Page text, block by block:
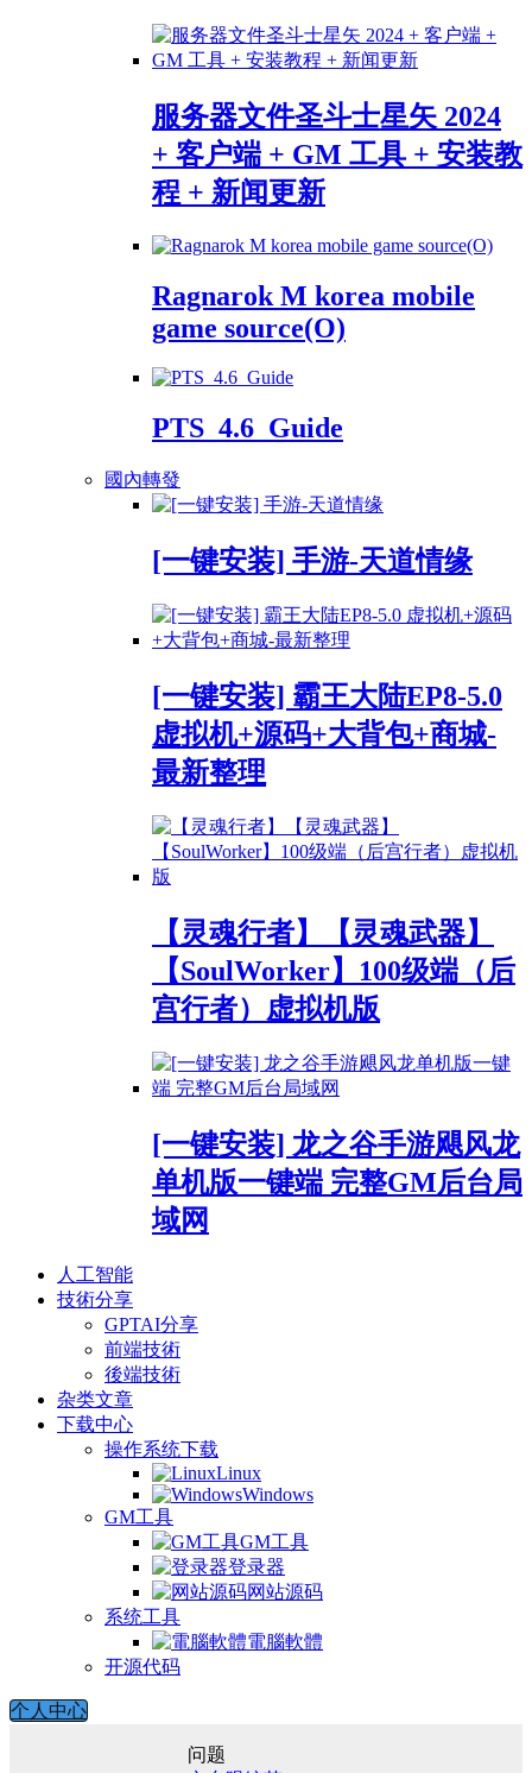
服务器文件圣斗士星矢 2024
+ 客户端 + GM 工具 + 安装教
程 + 新闻更新
Ragnarok M korea mobile
game source(O)
PTS_4.6_Guide
國內轉發
[一键安装] 手游-天道情缘
[一键安装] 霸王大陆EP8-5.0
虚拟机+源码+大背包+商城-
最新整理
【灵魂行者】【灵魂武器】
【SoulWorker】100级端（后
宫行者）虚拟机版
[一键安装] 龙之谷手游飓风龙
单机版一键端 完整GM后台局
域网
人工智能
技術分享
GPTAI分享
前端技術
後端技術
杂类文章
下载中心
操作系统下载
Linux
Windows
GM工具
GM工具
登录器
网站源码
系统工具
電腦軟體
开源代码
个人中心
问题